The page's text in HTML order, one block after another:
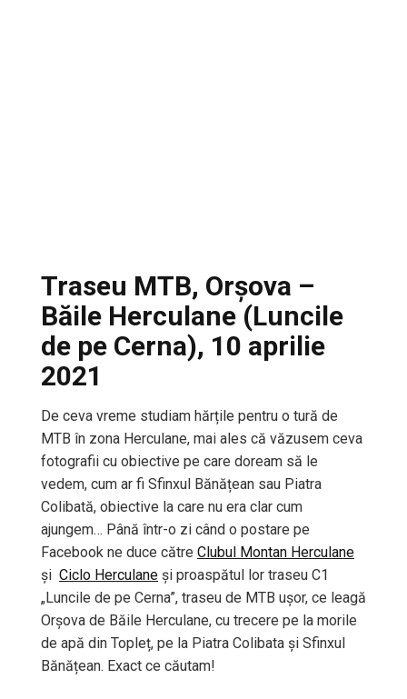
Traseu MTB, Orșova –
Băile Herculane (Luncile
de pe Cerna), 10 aprilie
2021
De ceva vreme studiam hărțile pentru o tură de
MTB în zona Herculane, mai ales că văzusem ceva
fotografii cu obiective pe care doream să le
vedem, cum ar fi Sfinxul Bănățean sau Piatra
Colibată, obiective la care nu era clar cum
ajungem… Până într-o zi când o postare pe
Facebook ne duce către Clubul Montan Herculane
și Ciclo Herculane și proaspătul lor traseu C1
„Luncile de pe Cerna”, traseu de MTB ușor, ce leagă
Orșova de Băile Herculane, cu trecere pe la morile
de apă din Topleț, pe la Piatra Colibata și Sfinxul
Bănățean. Exact ce căutam!